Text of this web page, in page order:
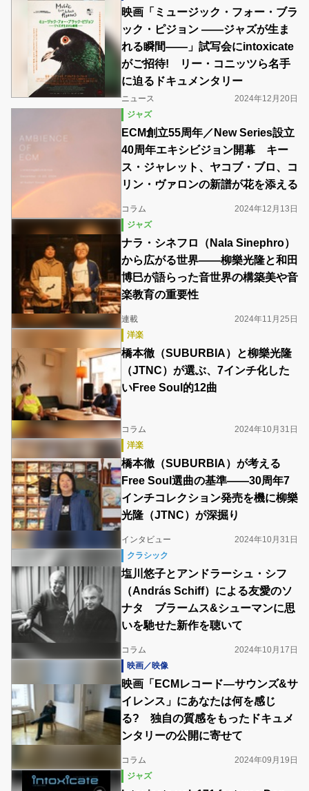
映画「ミュージック・フォー・ブラ
ック・ピジョン ――ジャズが生ま
れる瞬間――」試写会にintoxicate
がご招待! リー・コニッツら名手
に迫るドキュメンタリー
ニュース
2024年12月20日
ジャズ
ECM創立55周年／New Series設立
40周年エキシビジョン開幕 キー
ス・ジャレット、ヤコブ・ブロ、コ
リン・ヴァロンの新譜が花を添える
コラム
2024年12月13日
ジャズ
ナラ・シネフロ（Nala Sinephro）
から広がる世界――柳樂光隆と和田
博巳が語らった音世界の構築美や音
楽教育の重要性
連載
2024年11月25日
洋楽
橋本徹（SUBURBIA）と柳樂光隆
（JTNC）が選ぶ、7インチ化した
いFree Soul的12曲
コラム
2024年10月31日
洋楽
橋本徹（SUBURBIA）が考える
Free Soul選曲の基準――30周年7
インチコレクション発売を機に柳樂
光隆（JTNC）が深掘り
インタビュー
2024年10月31日
クラシック
塩川悠子とアンドラーシュ・シフ
（András Schiff）による友愛のソ
ナタ ブラームス&シューマンに思
いを馳せた新作を聴いて
コラム
2024年10月17日
映画／映像
映画「ECMレコード―サウンズ&サ
イレンス」にあなたは何を感じ
る? 独自の質感をもったドキュメ
ンタリーの公開に寄せて
コラム
2024年09月19日
ジャズ